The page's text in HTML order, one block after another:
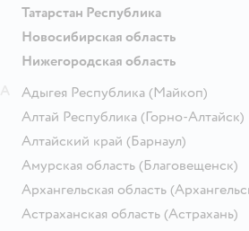
Татарстан Республика
Новосибирская область
Нижегородская область
Адыгея Республика (Майкоп)
Алтай Республика (Горно-Алтайск)
Алтайский край (Барнаул)
Амурская область (Благовещенск)
Архангельская область
Астраханская область (Астрахань)